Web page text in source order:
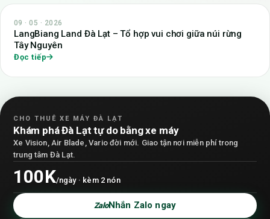
09 · 05 · 2026
LangBiang Land Đà Lạt – Tổ hợp vui chơi giữa núi rừng
Tây Nguyên
Đọc tiếp
CHO THUÊ XE MÁY ĐÀ LẠT
Khám phá Đà Lạt tự do bằng xe máy
Xe Vision, Air Blade, Vario đời mới. Giao tận nơi miễn phí trong
trung tâm Đà Lạt.
100K/ngày · kèm 2 nón
ZaloNhắn Zalo ngay